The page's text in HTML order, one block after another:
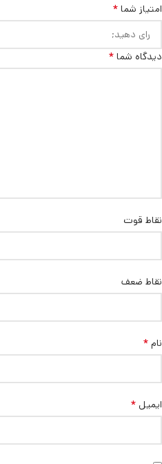
امتیاز شما *
دیدگاه شما *
نقاط قوت
نقاط ضعف
نام *
ایمیل *